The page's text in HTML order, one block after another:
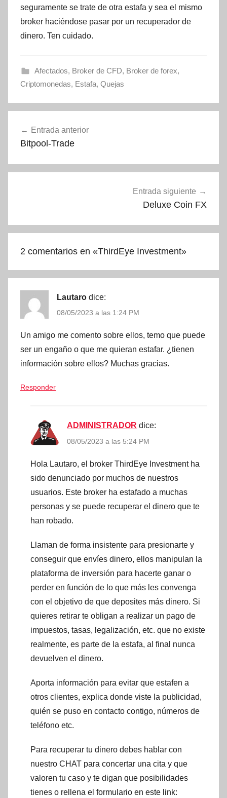
seguramente se trate de otra estafa y sea el mismo
broker haciéndose pasar por un recuperador de
dinero. Ten cuidado.
Afectados, Broker de CFD, Broker de forex,
Criptomonedas, Estafa, Quejas
de
Entrada anterior
Bitpool-Trade
Entrada siguiente
Deluxe Coin FX
2 comentarios en «ThirdEye Investment»
Lautaro dice:
08/05/2023 a las 1:24 PM
Un amigo me comento sobre ellos, temo que puede
ser un engaño o que me quieran estafar. ¿tienen
información sobre ellos? Muchas gracias.
Responder
ADMINISTRADOR dice:
08/05/2023 a las 5:24 PM
Hola Lautaro, el broker ThirdEye Investment ha
sido denunciado por muchos de nuestros
usuarios. Este broker ha estafado a muchas
personas y se puede recuperar el dinero que te
han robado.
Llaman de forma insistente para presionarte y
conseguir que envíes dinero, ellos manipulan la
plataforma de inversión para hacerte ganar o
perder en función de lo que más les convenga
con el objetivo de que deposites más dinero. Si
quieres retirar te obligan a realizar un pago de
impuestos, tasas, legalización, etc. que no existe
realmente, es parte de la estafa, al final nunca
devuelven el dinero.
Aporta información para evitar que estafen a
otros clientes, explica donde viste la publicidad,
quién se puso en contacto contigo, números de
teléfono etc.
Para recuperar tu dinero debes hablar con
nuestro CHAT para concertar una cita y que
valoren tu caso y te digan que posibilidades
tienes o rellena el formulario en este link: